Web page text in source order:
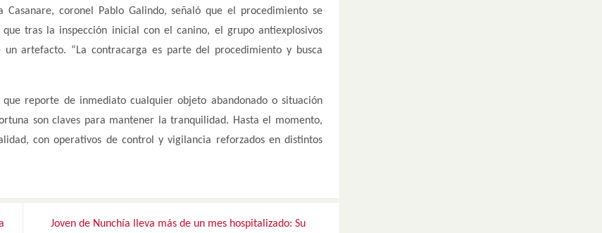
coronel Pablo Galindo, señaló que el procedimiento se
tras la inspección inicial con el canino, el grupo antiexplosivos
artefacto. “La contracarga es parte del procedimiento y busca
reporte de inmediato cualquier objeto abandonado o situación
son claves para mantener la tranquilidad. Hasta el momento,
con operativos de control y vigilancia reforzados en distintos
Joven de Nunchía lleva más de un mes hospitalizado: Su